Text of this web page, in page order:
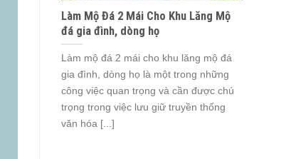
Làm Mộ Đá 2 Mái Cho Khu Lăng Mộ
đá gia đình, dòng họ
Làm mộ đá 2 mái cho khu lăng mộ đá
gia đình, dòng họ là một trong những
công việc quan trọng và cần được chú
trọng trong việc lưu giữ truyền thống
văn hóa [...]